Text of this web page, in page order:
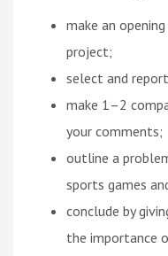
make an
project;
select and
make 1–2
your comments;
outline a
sports games
conclude by
the importance